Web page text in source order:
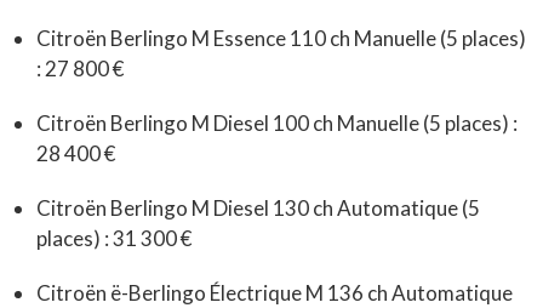
Citroën Berlingo M Essence 110 ch Manuelle (5 places)
: 27 800 €
Citroën Berlingo M Diesel 100 ch Manuelle (5 places) :
28 400 €
Citroën Berlingo M Diesel 130 ch Automatique (5
places) : 31 300 €
Citroën ë-Berlingo Électrique M 136 ch Automatique